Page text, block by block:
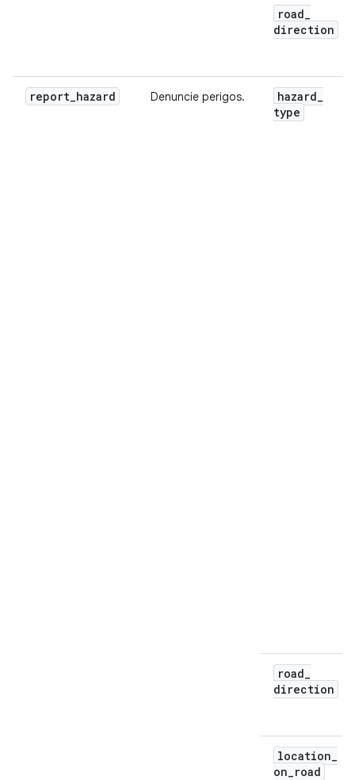
road
direction
report hazard Denuncie perigos. hazard
type
road
direction
location
on road